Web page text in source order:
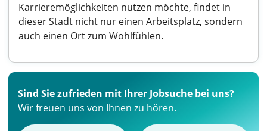
Karrieremöglichkeiten nutzen möchte, findet in
dieser Stadt nicht nur einen Arbeitsplatz, sondern
auch einen Ort zum Wohlfühlen.
Sind Sie zufrieden mit Ihrer Jobsuche bei uns?
Wir freuen uns von Ihnen zu hören.